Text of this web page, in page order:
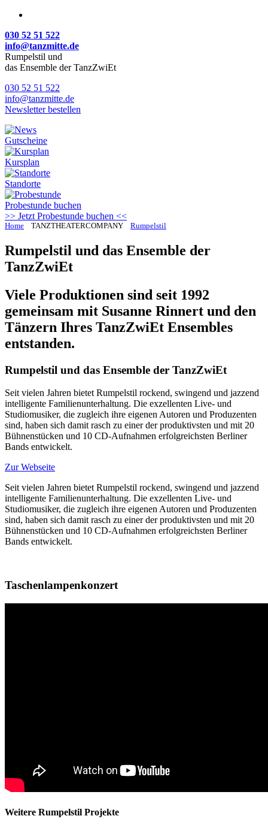
030 52 51 522
info@tanzmitte.de
Rumpelstil und
das Ensemble der TanzZwiEt
030 52 51 522
info@tanzmitte.de
Newsletter bestellen
Gutscheine
Kursplan
Standorte
Probestunde buchen
>> Jetzt Probestunde buchen <<
Home TANZTHEATERCOMPANY Rumpelstil
Rumpelstil und das Ensemble der
TanzZwiEt
Viele Produktionen sind seit 1992
gemeinsam mit Susanne Rinnert und den
Tänzern Ihres TanzZwiEt Ensembles
entstanden.
Rumpelstil und das Ensemble der TanzZwiEt
Seit vielen Jahren bietet Rumpelstil rockend, swingend und jazzend
intelligente Familienunterhaltung. Die exzellenten Live- und
Studiomusiker, die zugleich ihre eigenen Autoren und Produzenten
sind, haben sich damit rasch zu einer der produktivsten und mit 20
Bühnenstücken und 10 CD-Aufnahmen erfolgreichsten Berliner
Bands entwickelt.
Zur Webseite
Seit vielen Jahren bietet Rumpelstil rockend, swingend und jazzend
intelligente Familienunterhaltung. Die exzellenten Live- und
Studiomusiker, die zugleich ihre eigenen Autoren und Produzenten
sind, haben sich damit rasch zu einer der produktivsten und mit 20
Bühnenstücken und 10 CD-Aufnahmen erfolgreichsten Berliner
Bands entwickelt.
Taschenlampenkonzert
Weitere Rumpelstil Projekte